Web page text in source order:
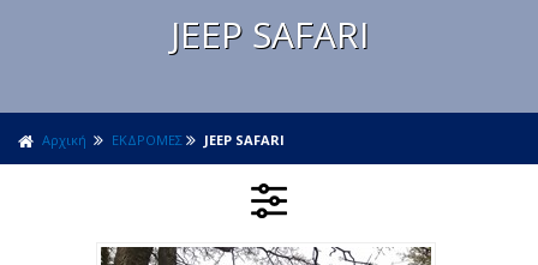
JEEP SAFARI
Αρχική ΕΚΔΡΟΜΕΣ JEEP SAFARI